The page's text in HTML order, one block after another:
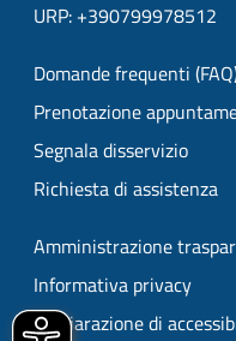
URP: +390799978512
Domande frequenti
Prenotazione
Segnala disservizio
Richiesta di assistenza
Amministrazione
Informativa privacy
Dichiarazione di